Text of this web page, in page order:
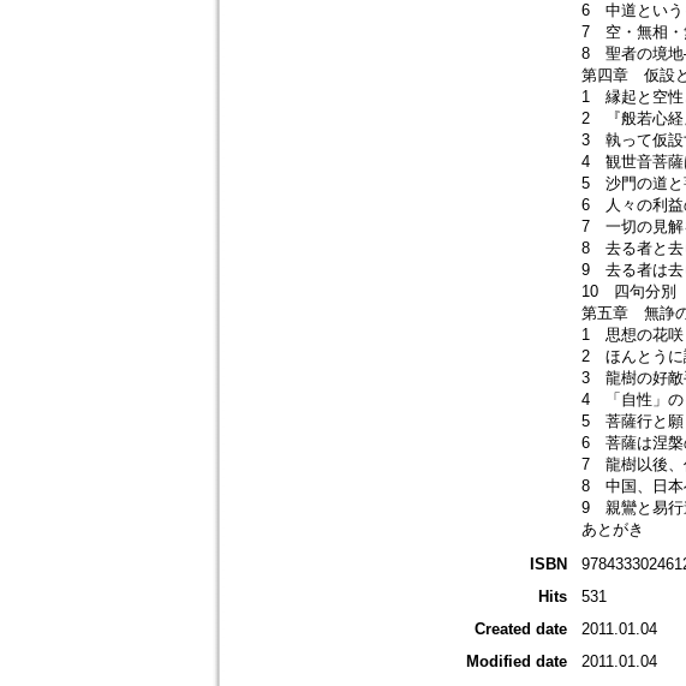
6 中道という
7 空・無相・
8 聖者の境地
第四章 仮設
1 縁起と空性
2 『般若心経
3 執って仮設
4 観世音菩薩
5 沙門の道と
6 人々の利益
7 一切の見解
8 去る者と去
9 去る者は去
10 四句分別
第五章 無諍
1 思想の花咲
2 ほんとうに
3 龍樹の好敵
4 「自性」の
5 菩薩行と願
6 菩薩は涅槃
7 龍樹以後、
8 中国、日本
9 親鸞と易行
あとがき
ISBN
Hits
531
Created date
2011.01.04
Modified date
2011.01.04